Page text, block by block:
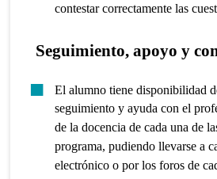
contestar correctamente las
Seguimiento, apoyo y
El alumno tiene disponibilidad
seguimiento y ayuda con el
de la docencia de cada una de
programa, pudiendo llevarse a
electrónico o por los foros de